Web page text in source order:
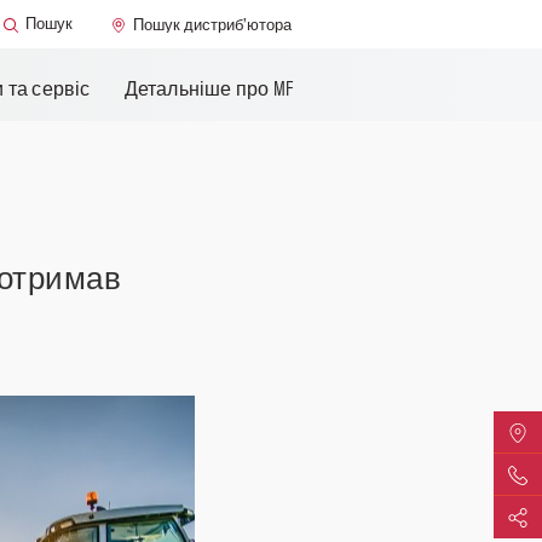
Пошук Пошук дистриб’ютора
сервіс​ Детальніше про MF
MF Care